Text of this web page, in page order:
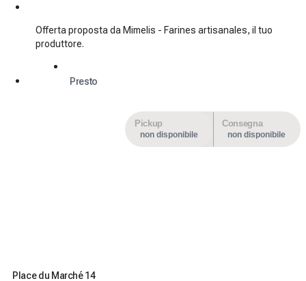
Offerta proposta da Mimelis - Farines artisanales, il tuo
produttore.
Presto
Pickup
non disponibile
Consegna
non disponibile
Place du Marché 14